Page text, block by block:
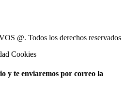
@. Todos los derechos reservados
Cookies
y te enviaremos por correo la